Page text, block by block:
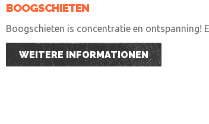
BOOGSCHIETEN
Boogschieten is concentratie en ontspanning!
WEITERE INFORMATIONEN